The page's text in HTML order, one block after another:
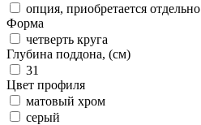
опция, приобретается отдельно
Форма
четверть круга
Глубина поддона, (см)
31
Цвет профиля
матовый хром
серый